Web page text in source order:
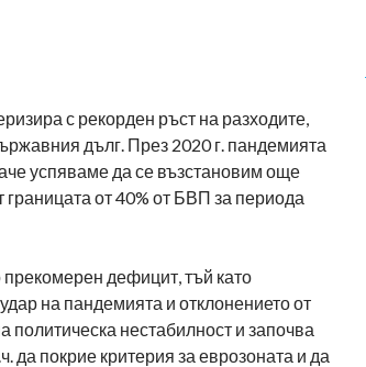
с рекорден ръст на разходите,
дълг. През 2020 г. пандемията
успяваме да се възстановим още
границата от 40% от БВП за периода
дефицит, тъй като
на пандемията и отклонението от
нестабилност и започва
да покрие критерия за еврозоната и да